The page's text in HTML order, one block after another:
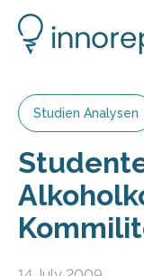
Studien Analysen